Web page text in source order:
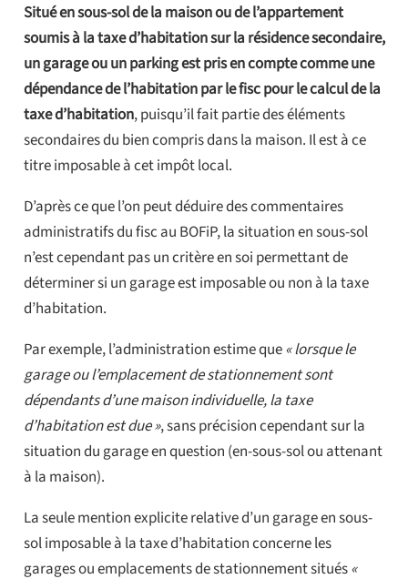
Situé en sous-sol de la maison ou de l’appartement
soumis à la taxe d’habitation sur la résidence secondaire,
un garage ou un parking est pris en compte comme une
dépendance de l’habitation par le fisc pour le calcul de la
taxe d’habitation, puisqu’il fait partie des éléments
secondaires du bien compris dans la maison. Il est à ce
titre imposable à cet impôt local.
D’après ce que l’on peut déduire des commentaires
administratifs du fisc au BOFiP, la situation en sous-sol
n’est cependant pas un critère en soi permettant de
déterminer si un garage est imposable ou non à la taxe
d’habitation.
Par exemple, l’administration estime que« lorsque le
garage ou l’emplacement de stationnement sont
dépendants d’une maison individuelle, la taxe
d’habitation est due », sans précision cependant sur la
situation du garage en question (en-sous-sol ou attenant
à la maison).
La seule mention explicite relative d’un garage en sous-
sol imposable à la taxe d’habitation concerne les
garages ou emplacements de stationnement situés«